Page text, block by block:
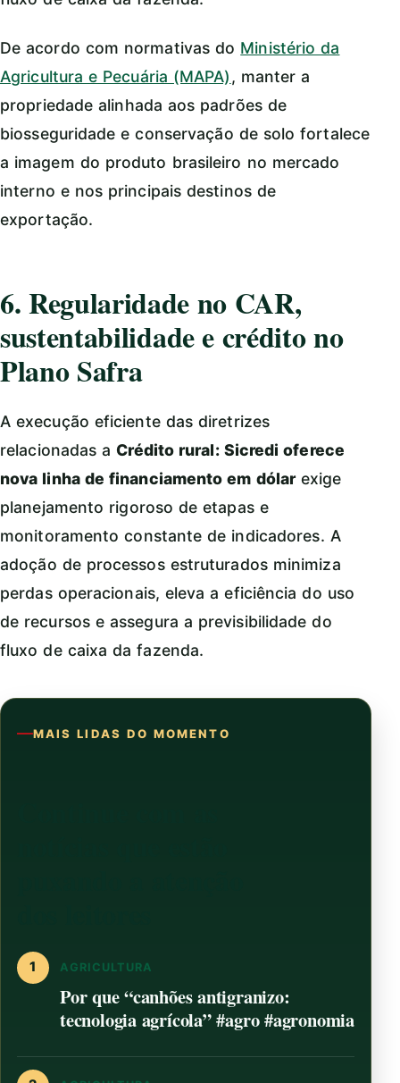
De acordo com normativas do Ministério da
Agricultura e Pecuária (MAPA), manter a
propriedade alinhada aos padrões de
biosseguridade e conservação de solo fortalece
a imagem do produto brasileiro no mercado
interno e nos principais destinos de
exportação.
6. Regularidade no CAR,
sustentabilidade e crédito no
Plano Safra
A execução eficiente das diretrizes
relacionadas aCrédito rural: Sicredi oferece
nova linha de financiamento em dólarexige
planejamento rigoroso de etapas e
monitoramento constante de indicadores. A
adoção de processos estruturados minimiza
perdas operacionais, eleva a eficiência do uso
de recursos e assegura a previsibilidade do
fluxo de caixa da fazenda.
MAIS LIDAS DO MOMENTO
1 AGRICULTURA
Por que “canhões antigranizo:
tecnologia agrícola” #agro #agronomia